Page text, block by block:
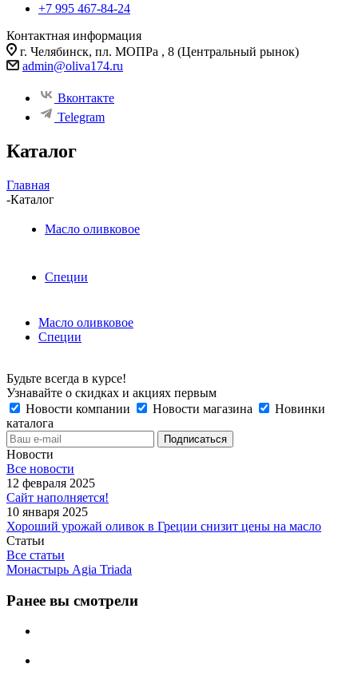
+7 995 467‑84‑24
Контактная информация
г. Челябинск, пл. МОПРа , 8 (Центральный рынок)
admin@oliva174.ru
Вконтакте
Telegram
Каталог
Главная
-Каталог
Масло оливковое
Специи
Масло оливковое
Специи
Будьте всегда в курсе!
Узнавайте о скидках и акциях первым
Новости компании
Новости магазина
Новинки
каталога
Новости
Все новости
12 февраля 2025
Сайт наполняется!
10 января 2025
Хороший урожай оливок в Греции снизит цены на масло
Статьи
Все статьи
Монастырь Agia Triada
Ранее вы смотрели